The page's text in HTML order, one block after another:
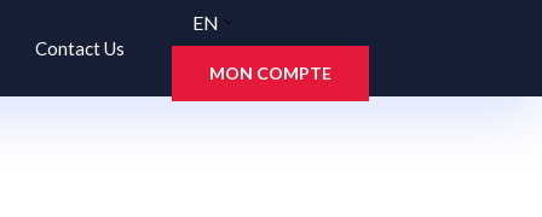
Contact Us
EN
MON COMPTE